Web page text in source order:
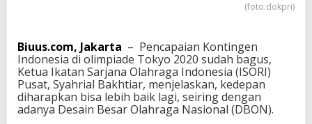
y
o
2
0
2
0
(foto:dokpri)
Biuus.com, Jakarta – Pencapaian Kontingen
Indonesia di olimpiade Tokyo 2020 sudah bagus,
Ketua Ikatan Sarjana Olahraga Indonesia (ISORI)
Pusat, Syahrial Bakhtiar, menjelaskan, kedepan
diharapkan bisa lebih baik lagi, seiring dengan
adanya Desain Besar Olahraga Nasional (DBON).